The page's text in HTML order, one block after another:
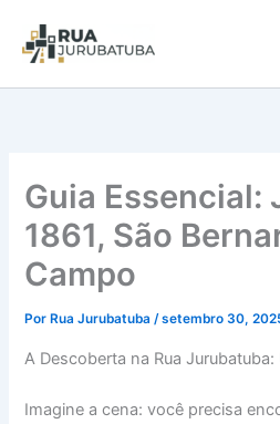
Guia Essencial:
1861, São
Campo
Por Rua Jurubatuba/setembro 30,
A Descoberta na Rua
Imagine a cena: você precisa